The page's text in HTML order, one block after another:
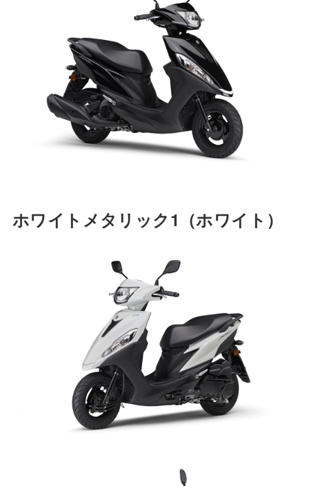
ホワイトメタリック1 （ホワイト）